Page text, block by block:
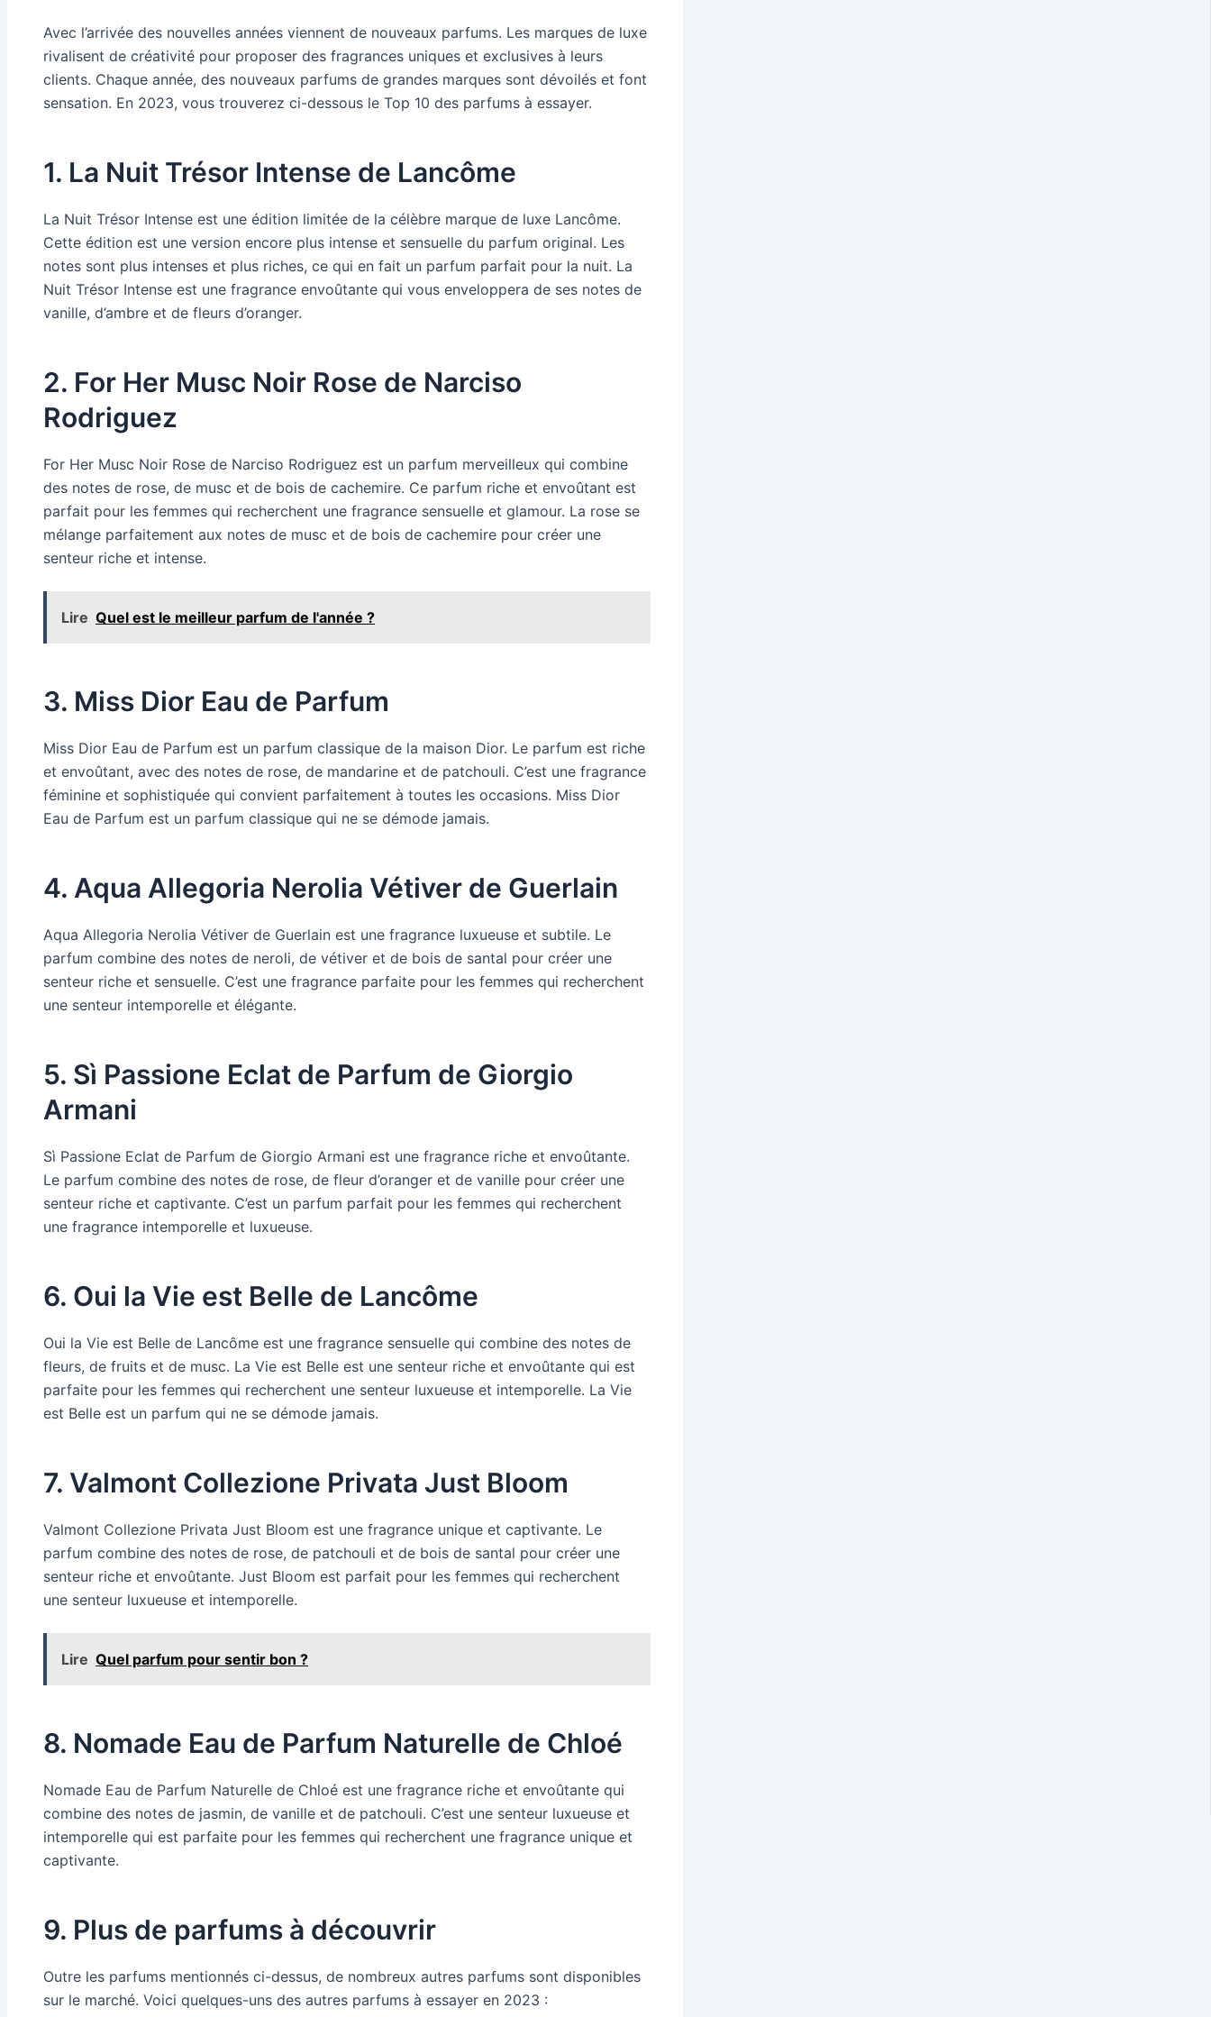
Avec l’arrivée des nouvelles années viennent de nouveaux parfums. Les marques de luxe
rivalisent de créativité pour proposer des fragrances uniques et exclusives à leurs
clients. Chaque année, des nouveaux parfums de grandes marques sont dévoilés et font
sensation. En 2023, vous trouverez ci-dessous le Top 10 des parfums à essayer.
1. La Nuit Trésor Intense de Lancôme
La Nuit Trésor Intense est une édition limitée de la célèbre marque de luxe Lancôme.
Cette édition est une version encore plus intense et sensuelle du parfum original. Les
notes sont plus intenses et plus riches, ce qui en fait un parfum parfait pour la nuit. La
Nuit Trésor Intense est une fragrance envoûtante qui vous enveloppera de ses notes de
vanille, d’ambre et de fleurs d’oranger.
2. For Her Musc Noir Rose de Narciso
Rodriguez
For Her Musc Noir Rose de Narciso Rodriguez est un parfum merveilleux qui combine
des notes de rose, de musc et de bois de cachemire. Ce parfum riche et envoûtant est
parfait pour les femmes qui recherchent une fragrance sensuelle et glamour. La rose se
mélange parfaitement aux notes de musc et de bois de cachemire pour créer une
senteur riche et intense.
Lire Quel est le meilleur parfum de l'année ?
3. Miss Dior Eau de Parfum
Miss Dior Eau de Parfum est un parfum classique de la maison Dior. Le parfum est riche
et envoûtant, avec des notes de rose, de mandarine et de patchouli. C’est une fragrance
féminine et sophistiquée qui convient parfaitement à toutes les occasions. Miss Dior
Eau de Parfum est un parfum classique qui ne se démode jamais.
4. Aqua Allegoria Nerolia Vétiver de Guerlain
Aqua Allegoria Nerolia Vétiver de Guerlain est une fragrance luxueuse et subtile. Le
parfum combine des notes de neroli, de vétiver et de bois de santal pour créer une
senteur riche et sensuelle. C’est une fragrance parfaite pour les femmes qui recherchent
une senteur intemporelle et élégante.
5. Sì Passione Eclat de Parfum de Giorgio
Armani
Sì Passione Eclat de Parfum de Giorgio Armani est une fragrance riche et envoûtante.
Le parfum combine des notes de rose, de fleur d’oranger et de vanille pour créer une
senteur riche et captivante. C’est un parfum parfait pour les femmes qui recherchent
une fragrance intemporelle et luxueuse.
6. Oui la Vie est Belle de Lancôme
Oui la Vie est Belle de Lancôme est une fragrance sensuelle qui combine des notes de
fleurs, de fruits et de musc. La Vie est Belle est une senteur riche et envoûtante qui est
parfaite pour les femmes qui recherchent une senteur luxueuse et intemporelle. La Vie
est Belle est un parfum qui ne se démode jamais.
7. Valmont Collezione Privata Just Bloom
Valmont Collezione Privata Just Bloom est une fragrance unique et captivante. Le
parfum combine des notes de rose, de patchouli et de bois de santal pour créer une
senteur riche et envoûtante. Just Bloom est parfait pour les femmes qui recherchent
une senteur luxueuse et intemporelle.
Lire Quel parfum pour sentir bon ?
8. Nomade Eau de Parfum Naturelle de Chloé
Nomade Eau de Parfum Naturelle de Chloé est une fragrance riche et envoûtante qui
combine des notes de jasmin, de vanille et de patchouli. C’est une senteur luxueuse et
intemporelle qui est parfaite pour les femmes qui recherchent une fragrance unique et
captivante.
9. Plus de parfums à découvrir
Outre les parfums mentionnés ci-dessus, de nombreux autres parfums sont disponibles
sur le marché. Voici quelques-uns des autres parfums à essayer en 2023 :